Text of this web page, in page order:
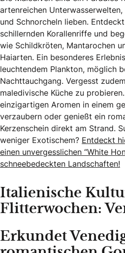
artenreichen
und Schnorcheln lieben.
schillernden Korallenriffe und
wie Schildkröten, Mantarochen
Haiarten. Ein besonderes
leuchtendem Plankton, möglich
Nachttauchgang. Vergesst
maledivische Küche zu
einzigartigen Aromen in einem
verzaubern oder genießt ein
Kerzenschein direkt am Strand.
weniger Exotischem? Entdeckt
einen unvergesslichen “White
schneebedeckten Landschaften!
Italienische
Flitterwochen:
Erkundet